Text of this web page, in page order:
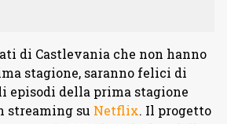
di Castlevania che non hanno
stagione, saranno felici di
episodi della prima stagione
streaming su Netflix. Il progetto